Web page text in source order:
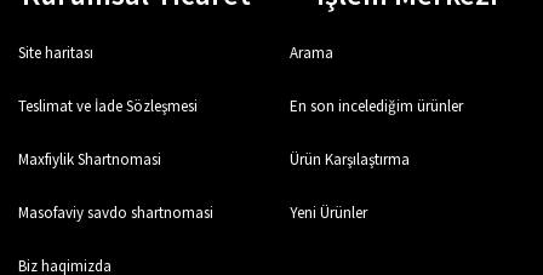
Site haritası
Teslimat ve İade Sözleşmesi
Maxfiylik Shartnomasi
Masofaviy savdo shartnomasi
Biz haqimizda
Arama
En son incelediğim ürünler
Ürün Karşılaştırma
Yeni Ürünler